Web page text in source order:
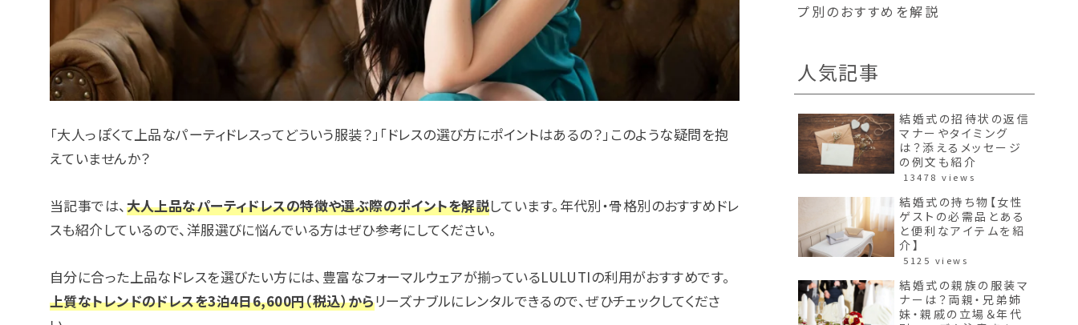
「大人っぽくて上品なパーティドレスってどういう服装？」「ドレスの選び方にポイントはあるの？」このような疑問を抱
えていませんか？
当記事では、 大人上品なパーティドレスの特徴や選ぶ際のポイントを解説しています。年代別・骨格別のおすすめドレ
スも紹介しているので、洋服選びに悩んでいる方はぜひ参考にしてください。
自分に合った上品なドレスを選びたい方には、豊富なフォーマルウェアが揃っているLULUTIの利用がおすすめです。
上質なトレンドのドレスを3泊4日6,600円（税込）からリーズナブルにレンタルできるので、ぜひチェックしてくださ
プ別のおすすめを解説
人気記事
結婚式の招待状の返信
マナーやタイミング
は？添えるメッセージ
の例文も紹介
13478 views
結婚式の持ち物【女性
ゲストの必需品とある
と便利なアイテムを紹
介】
5125 views
結婚式の親族の服装マ
ナーは？両親・兄弟姉
妹・親戚の立場＆年代